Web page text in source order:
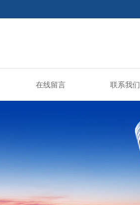
在线留言 联系我们